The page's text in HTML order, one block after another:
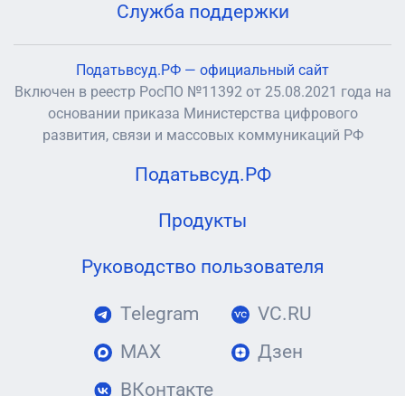
Служба поддержки
Податьвсуд.РФ — официальный сайт
Включен в реестр РосПО №11392 от 25.08.2021 года на
основании приказа Министерства цифрового
развития, связи и массовых коммуникаций РФ
Податьвсуд.РФ
Продукты
Руководство пользователя
Telegram
MAX
ВКонтакте
VC.RU
Дзен